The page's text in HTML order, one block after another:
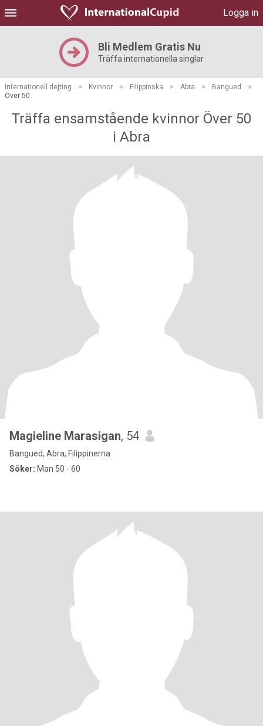
Logga in
Bli Medlem Gratis Nu
Träffa internationella singlar
Internationell dejting > Kvinnor > Filippinska > Abra > Bangued
>
Över 50
Träffa ensamstående kvinnor Över 50
i Abra
Magieline Marasigan, 54
Bangued, Abra, Filippinerna
Söker: Man 50 - 60